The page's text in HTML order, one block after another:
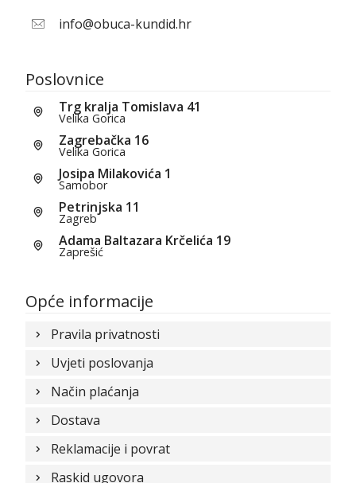
info@obuca-kundid.hr
Poslovnice
Trg kralja Tomislava 41
Velika Gorica
Zagrebačka 16
Velika Gorica
Josipa Milakovića 1
Samobor
Petrinjska 11
Zagreb
Adama Baltazara Krčelića 19
Zaprešić
Opće informacije
Pravila privatnosti
Uvjeti poslovanja
Način plaćanja
Dostava
Reklamacije i povrat
Raskid ugovora